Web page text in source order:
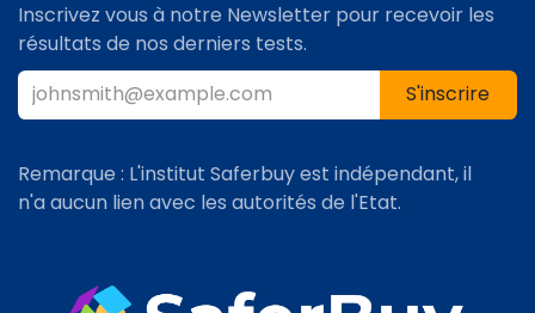
Inscrivez vous à notre Newsletter pour recevoir les
résultats de nos derniers tests.
S'inscrire​​
Remarque : L'institut Saferbuy est indépendant, il
n'a aucun lien avec les autorités de l'Etat.